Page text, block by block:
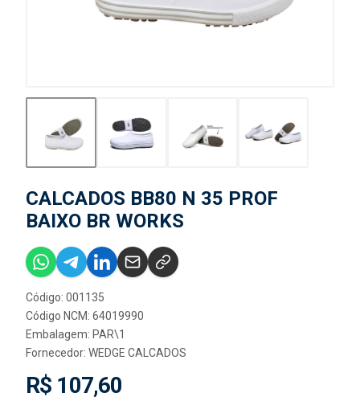
CALCADOS BB80 N 35 PROF
BAIXO BR WORKS
Código: 001135
Código NCM: 64019990
Embalagem: PAR\1
Fornecedor: WEDGE CALCADOS
R$ 107,60